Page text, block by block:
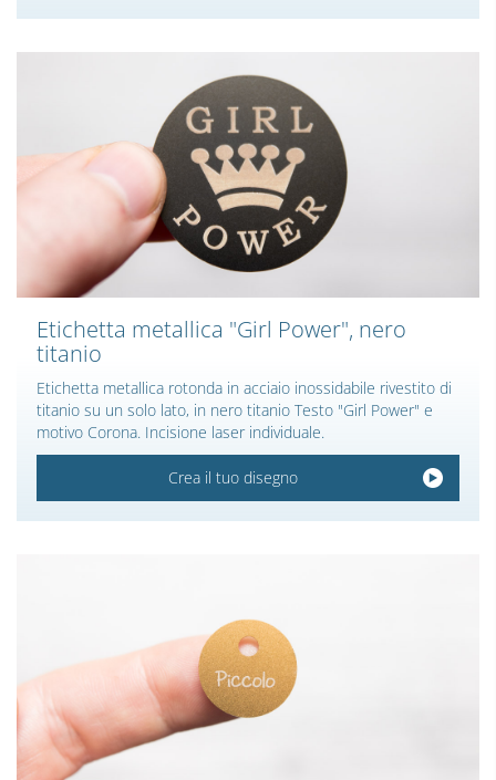
Etichetta metallica "Girl Power", nero
titanio
Etichetta metallica rotonda in acciaio inossidabile rivestito di
titanio su un solo lato, in nero titanio Testo "Girl Power" e
motivo Corona. Incisione laser individuale.
Crea il tuo disegno